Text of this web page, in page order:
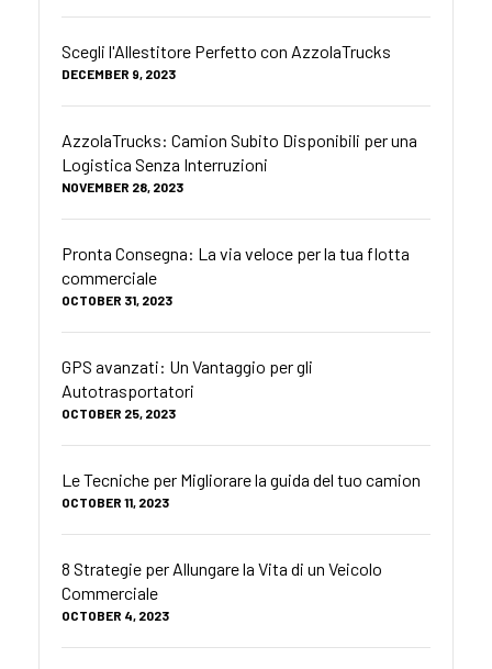
Scegli l'Allestitore Perfetto con AzzolaTrucks
DECEMBER 9, 2023
AzzolaTrucks: Camion Subito Disponibili per una
Logistica Senza Interruzioni
NOVEMBER 28, 2023
Pronta Consegna: La via veloce per la tua flotta
commerciale
OCTOBER 31, 2023
GPS avanzati: Un Vantaggio per gli
Autotrasportatori
OCTOBER 25, 2023
Le Tecniche per Migliorare la guida del tuo camion
OCTOBER 11, 2023
8 Strategie per Allungare la Vita di un Veicolo
Commerciale
OCTOBER 4, 2023